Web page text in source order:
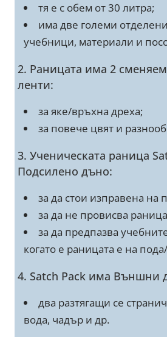
тя е с обем от 30 литра;
има две големи
учебници, материали и
2. Раницата има 2
ленти:
за яке/връхна дреха;
за повече цвят и
3. Ученическата раница
Подсилено дъно:
за да стои изправена на
за да не провисва
за да предпазва
когато е раницата е на
4. Satch Pack има Външни
два разтягащи се
вода, чадър и др.